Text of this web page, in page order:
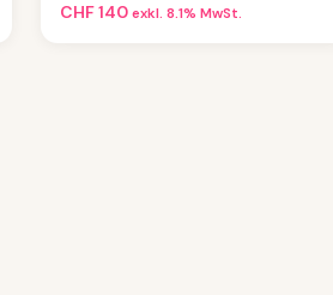
CHF140exkl. 8.1% MwSt.